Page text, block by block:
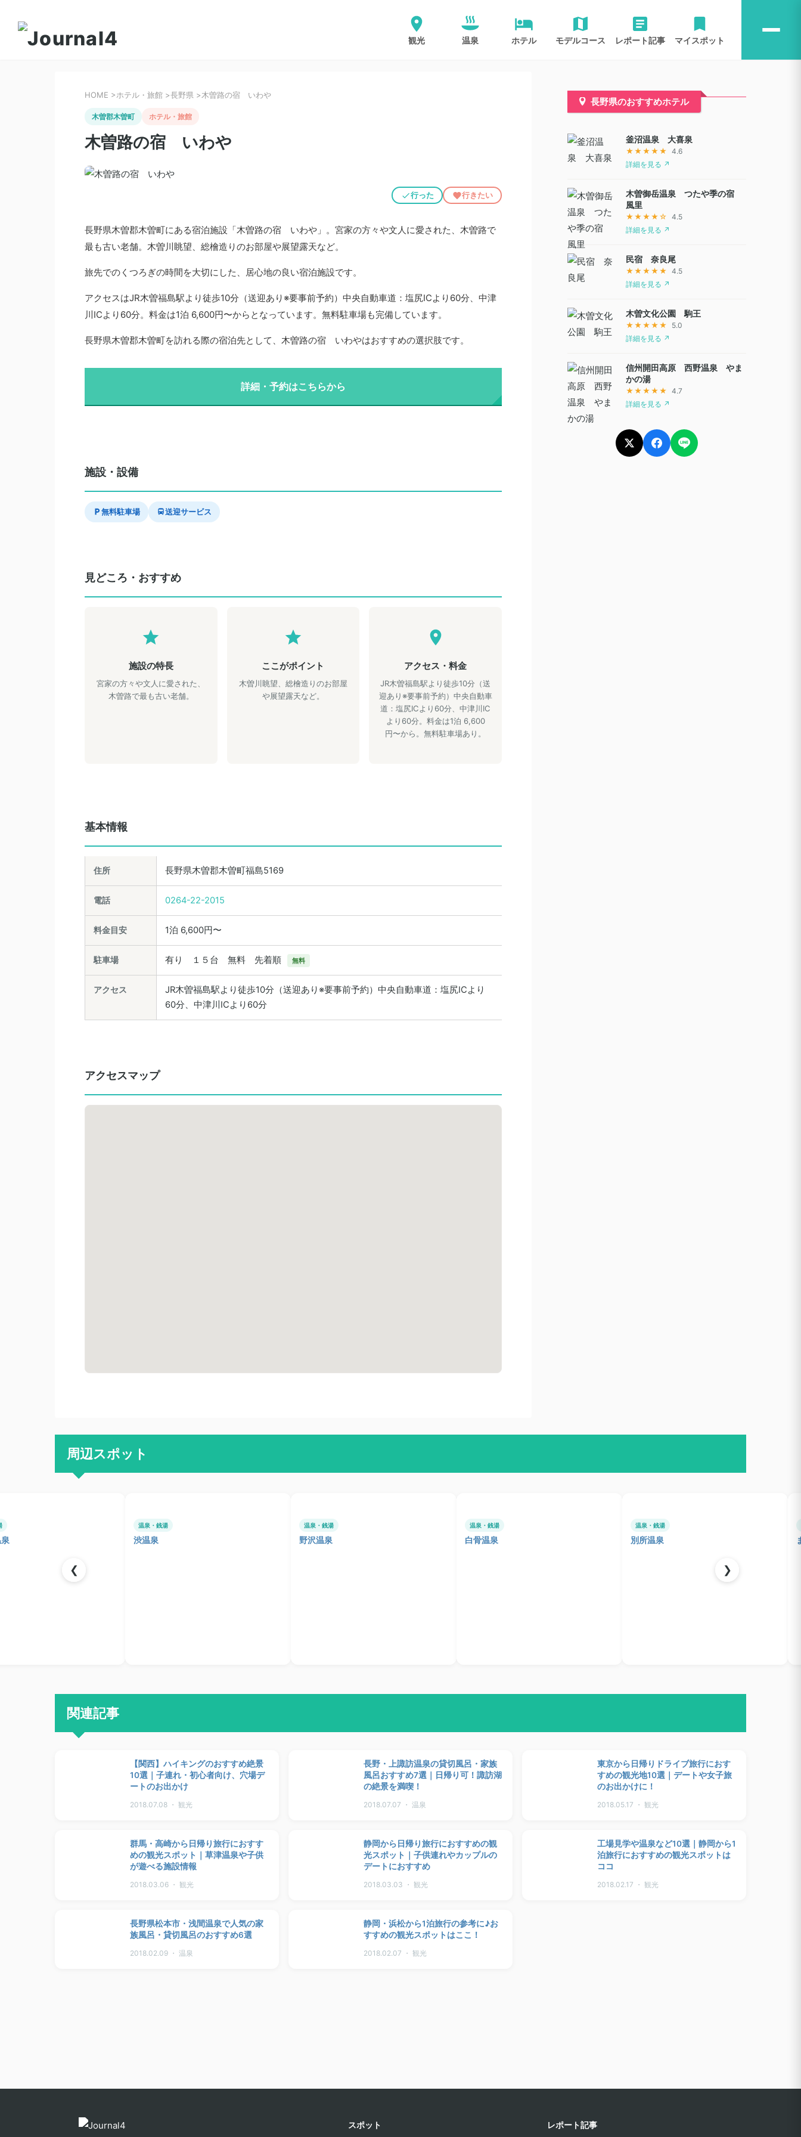
観光 温泉 ホテル モデルコース レポート記事 マイスポット
HOME >ホテル・旅館 >長野県 >木曽路の宿 いわや
木曽郡木曽町 ホテル・旅館
木曽路の宿 いわや
行った 行きたい
長野県木曽郡木曽町にある宿泊施設「木曽路の宿 いわや」。宮家の方々や文人に愛された、木曽路で
最も古い老舗。木曽川眺望、総檜造りのお部屋や展望露天など。
旅先でのくつろぎの時間を大切にした、居心地の良い宿泊施設です。
アクセスはJR木曽福島駅より徒歩10分（送迎あり※要事前予約）中央自動車道：塩尻ICより60分、中津
川ICより60分。料金は1泊 6,600円〜からとなっています。無料駐車場も完備しています。
長野県木曽郡木曽町を訪れる際の宿泊先として、木曽路の宿 いわやはおすすめの選択肢です。
詳細・予約はこちらから
施設・設備
無料駐車場 送迎サービス
見どころ・おすすめ
施設の特長
宮家の方々や文人に愛された、
木曽路で最も古い老舗。
ここがポイント
木曽川眺望、総檜造りのお部屋
や展望露天など。
アクセス・料金
JR木曽福島駅より徒歩10分（送
迎あり※要事前予約）中央自動車
道：塩尻ICより60分、中津川IC
より60分。料金は1泊 6,600
円〜から。無料駐車場あり。
基本情報
住所 長野県木曽郡木曽町福島5169
電話 0264-22-2015
料金目安 1泊 6,600円〜
駐車場 有り １５台 無料 先着順 無料
アクセス
JR木曽福島駅より徒歩10分（送迎あり※要事前予約）中央自動車道：塩尻ICより
60分、中津川ICより60分
アクセスマップ
長野県のおすすめホテル
釜沼温泉 大喜泉
★★★★★ 4.6
詳細を見る ↗
木曽御岳温泉 つたや季の宿
風里
★★★★☆ 4.5
詳細を見る ↗
民宿 奈良尾
★★★★★ 4.5
詳細を見る ↗
木曽文化公園 駒王
★★★★★
5.0
詳細を見る ↗
信州開田高原 西野温泉 やま
かの湯
★★★★★ 4.7
詳細を見る ↗
周辺スポット
温泉・銭湯
渋温泉
温泉・銭湯
野沢温泉
温泉・銭湯
白骨温泉
温泉・銭湯
別所温泉
❮ ❯
関連記事
【関西】ハイキングのおすすめ絶景
10選｜子連れ・初心者向け、穴場デ
ートのお出かけ
2018.07.08 ・ 観光
長野・上諏訪温泉の貸切風呂・家族
風呂おすすめ7選｜日帰り可！諏訪湖
の絶景を満喫！
2018.07.07 ・ 温泉
東京から日帰りドライブ旅行におす
すめの観光地10選｜デートや女子旅
のお出かけに！
2018.05.17 ・ 観光
群馬・高崎から日帰り旅行におすす
めの観光スポット｜草津温泉や子供
が遊べる施設情報
2018.03.06 ・ 観光
静岡から日帰り旅行におすすめの観
光スポット｜子供連れやカップルの
デートにおすすめ
2018.03.03 ・ 観光
工場見学や温泉など10選｜静岡から1
泊旅行におすすめの観光スポットは
ココ
2018.02.17 ・ 観光
長野県松本市・浅間温泉で人気の家
族風呂・貸切風呂のおすすめ6選
2018.02.09 ・ 温泉
静岡・浜松から1泊旅行の参考に♪お
すすめの観光スポットはここ！
2018.02.07 ・ 観光
スポット レポート記事